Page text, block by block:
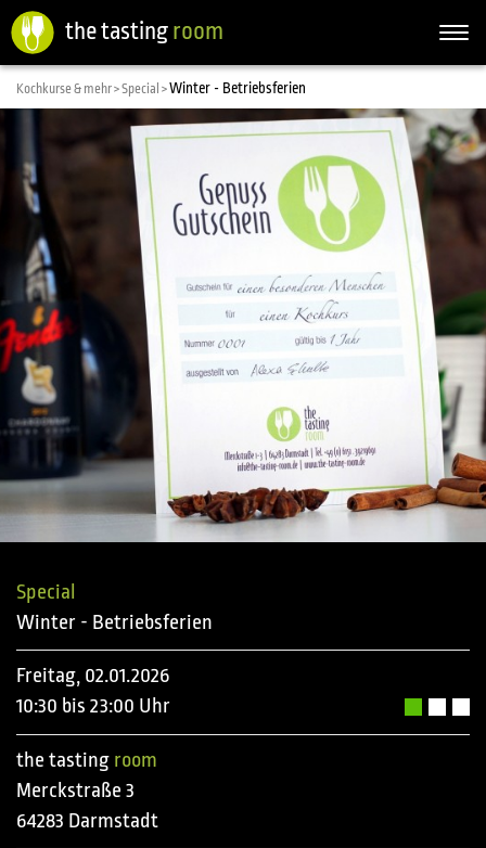
the tasting room
Kochkurse & mehr >Special >Winter - Betriebsferien
Special
Winter - Betriebsferien
Freitag, 02.01.2026
10:30 bis 23:00 Uhr
the tasting room
Merckstraße 3
64283 Darmstadt